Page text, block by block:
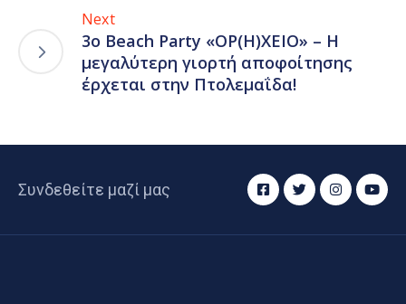
Next
3ο Beach Party «ΟΡ(Η)ΧΕΙΟ» – Η
μεγαλύτερη γιορτή αποφοίτησης
έρχεται στην Πτολεμαΐδα!
Συνδεθείτε μαζί μας